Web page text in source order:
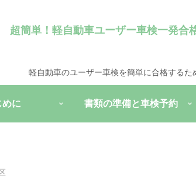
超簡単！軽自動車ユーザー車検一発合
軽自動車のユーザー車検を簡単に合格するた
めに 書類の準備と車検予約